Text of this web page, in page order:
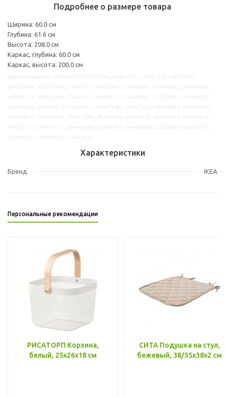
Подробнее о размере товара
Ширина: 60.0 см
Глубина: 61.6 см
Высота: 208.0 см
Каркас, глубина: 60.0 см
Каркас, высота: 200.0 см
Характеристики
Бренд IKEA
Персональные рекомендации
РИСАТОРП Корзина,
белый, 25x26x18 см
СИТА Подушка на стул,
бежевый, 38/35x38x2 см